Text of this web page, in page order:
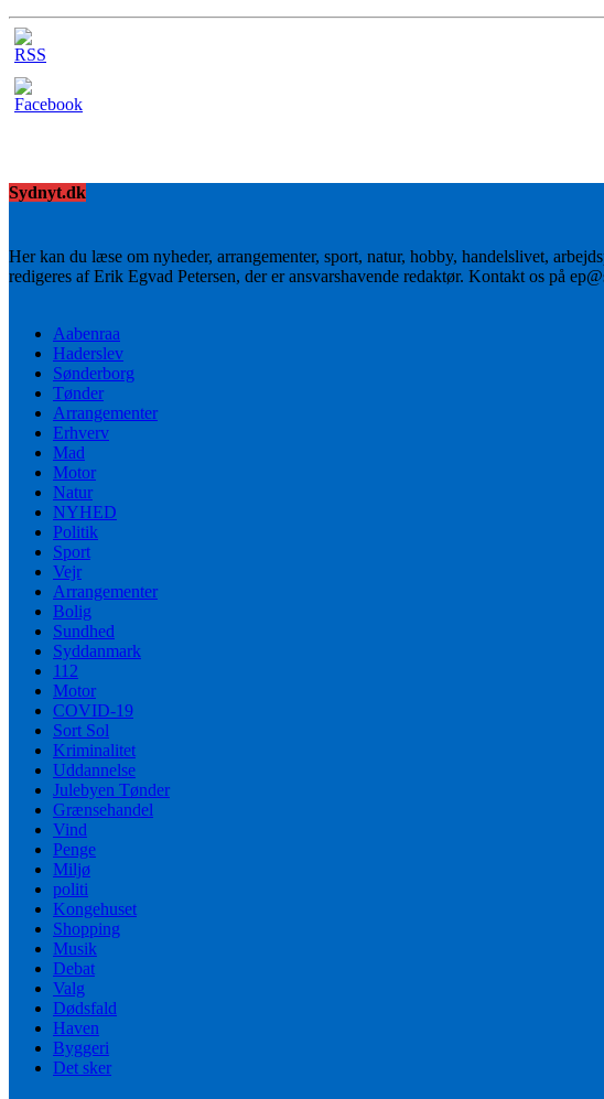
Sydnyt.dk
Her kan du læse om nyheder, arrangementer, sport, natur, hobby, handelslivet,
redigeres af Erik Egvad Petersen, der er ansvarshavende redaktør. Kontakt os på
Aabenraa
Haderslev
Sønderborg
Tønder
Arrangementer
Erhverv
Mad
Motor
Natur
NYHED
Politik
Sport
Vejr
Arrangementer
Bolig
Sundhed
Syddanmark
112
Motor
COVID-19
Sort Sol
Kriminalitet
Uddannelse
Julebyen Tønder
Grænsehandel
Vind
Penge
Miljø
politi
Kongehuset
Shopping
Musik
Debat
Valg
Dødsfald
Haven
Byggeri
Det sker